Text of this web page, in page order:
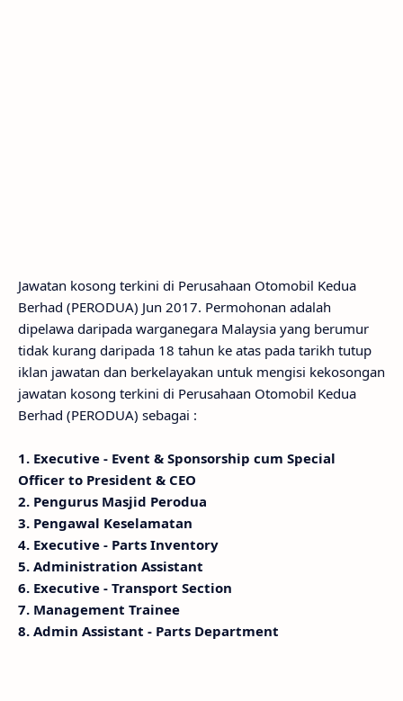
Jawatan kosong terkini di Perusahaan Otomobil Kedua
Berhad (PERODUA) Jun 2017. Permohonan adalah
dipelawa daripada warganegara Malaysia yang berumur
tidak kurang daripada 18 tahun ke atas pada tarikh tutup
iklan jawatan dan berkelayakan untuk mengisi kekosongan
jawatan kosong terkini di Perusahaan Otomobil Kedua
Berhad (PERODUA) sebagai :
1. Executive - Event & Sponsorship cum Special
Officer to President & CEO
2. Pengurus Masjid Perodua
3. Pengawal Keselamatan
4. Executive - Parts Inventory
5. Administration Assistant
6. Executive - Transport Section
7. Management Trainee
8. Admin Assistant - Parts Department